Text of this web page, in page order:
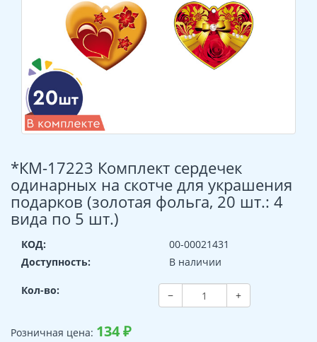
*КМ-17223 Комплект сердечек
одинарных на скотче для украшения
подарков (золотая фольга, 20 шт.: 4
вида по 5 шт.)
КОД:
00-00021431
Доступность:
В наличии
Кол-во: − +
Розничная цена: 134₽